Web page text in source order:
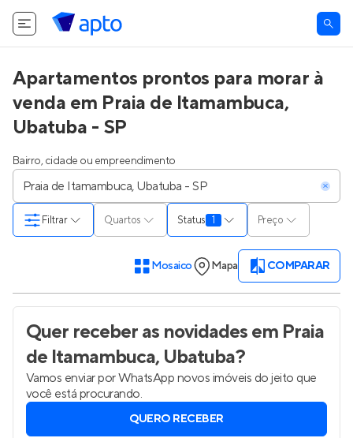
Apartamentos prontos para morar à
venda em Praia de Itamambuca,
Ubatuba - SP
Bairro, cidade ou empreendimento
Quartos Status 1 Preço
Filtrar
Mosaico Mapa COMPARAR
Quer receber as novidadesem Praia
de Itamambuca, Ubatuba?
Vamos enviar por WhatsApp novos imóveis do jeito que
você está procurando.
QUERO RECEBER